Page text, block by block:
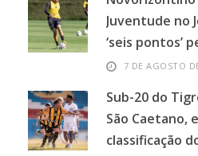
Juventude no
‘seis pontos’
7 DE AGOSTO
Sub-20 do
São Caetano,
classificação